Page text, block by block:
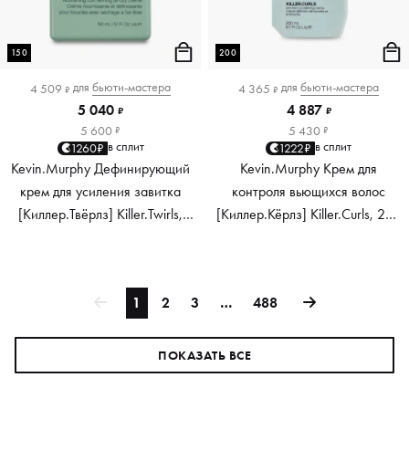
150
4 509 ₽ для бьюти-мастера
5 040 ₽
5 600 ₽
1260₽ в сплит
Kevin.Murphy Дефинирующий
крем для усиления завитка
[Киллер.Твёрлз] Killer.Twirls,
200
4 365 ₽ для бьюти-мастера
4 887 ₽
5 430 ₽
1222₽ в сплит
Kevin.Murphy Крем для
контроля вьющихся волос
[Киллер.Кёрлз] Killer.Curls, 200
1 2 3 … 488
ПОКАЗАТЬ ВСЕ